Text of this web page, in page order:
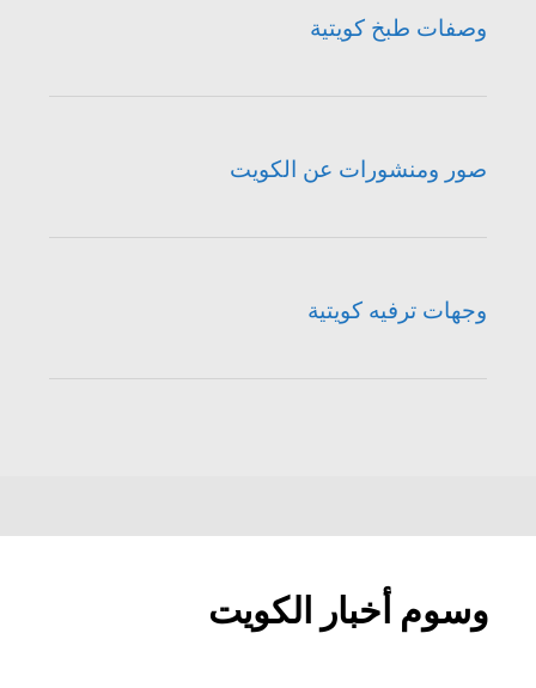
وصفات طبخ كويتية
صور ومنشورات عن الكويت
وجهات ترفيه كويتية
وسوم أخبار الكويت